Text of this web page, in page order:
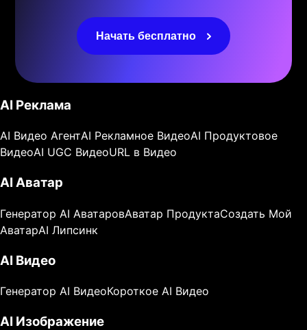
Начать бесплатно
AI Реклама
AI Видео АгентAI Рекламное ВидеоAI Продуктовое
ВидеоAI UGC ВидеоURL в Видео
AI Аватар
Генератор AI АватаровАватар ПродуктаСоздать Мой
АватарAI Липсинк
AI Видео
Генератор AI ВидеоКороткое AI Видео
AI Изображение